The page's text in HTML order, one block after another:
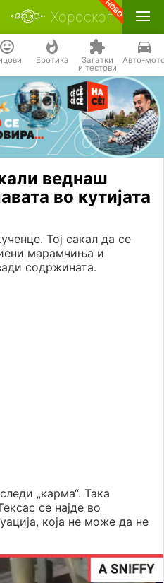
Хороскоп
Еротика Загатки
и тестови
Авто-
веднаш
во кутијата
Тој сакал да се
марамчиња и
содржината.
„карма“. Така
се најде во
која не може да не